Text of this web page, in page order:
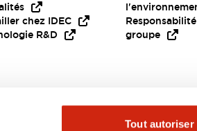
Tout autoriser
chez IDEC
R&D
groupe